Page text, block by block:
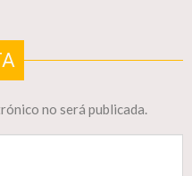
no será publicada.